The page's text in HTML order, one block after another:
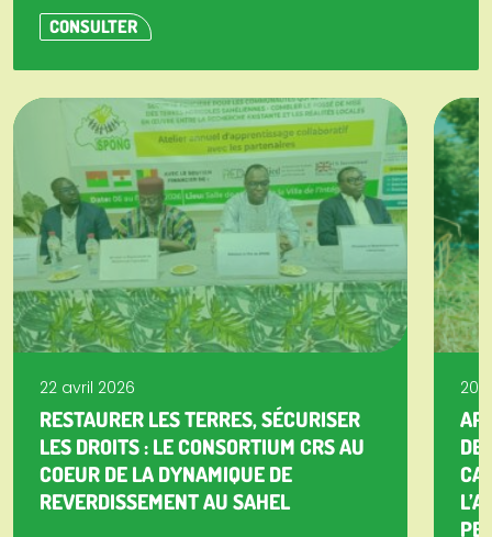
CONSULTER
22 avril 2026
RESTAURER LES TERRES, SÉCURISER
LES DROITS : LE CONSORTIUM CRS AU
COEUR DE LA DYNAMIQUE DE
REVERDISSEMENT AU SAHEL
20
DE